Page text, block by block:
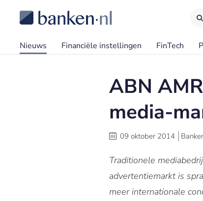
Nieuws Financiële instellingen FinTech
ABN
media-
09 oktober 2014
Traditionele
advertentiemarkt is
meer internationale